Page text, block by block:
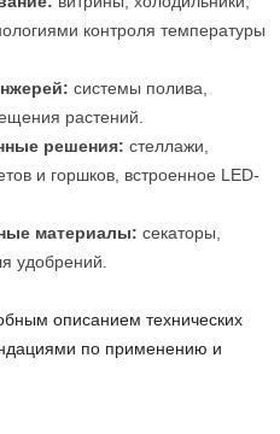
контроля температуры
системы полива,
растений.
решения: стеллажи,
и горшков, встроенное LED-
материалы: секаторы,
удобрений.
описанием технических
по применению и